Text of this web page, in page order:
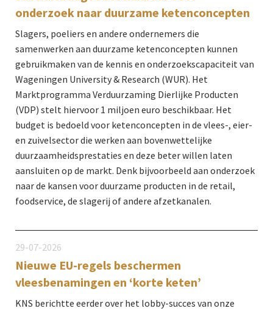
onderzoek naar duurzame ketenconcepten
Slagers, poeliers en andere ondernemers die
samenwerken aan duurzame ketenconcepten kunnen
gebruikmaken van de kennis en onderzoekscapaciteit van
Wageningen University & Research (WUR). Het
Marktprogramma Verduurzaming Dierlijke Producten
(VDP) stelt hiervoor 1 miljoen euro beschikbaar. Het
budget is bedoeld voor ketenconcepten in de vlees-, eier-
en zuivelsector die werken aan bovenwettelijke
duurzaamheidsprestaties en deze beter willen laten
aansluiten op de markt. Denk bijvoorbeeld aan onderzoek
naar de kansen voor duurzame producten in de retail,
foodservice, de slagerij of andere afzetkanalen.
29-07-2026
Nieuwe EU-regels beschermen
vleesbenamingen en ‘korte keten’
KNS berichtte eerder over het lobby-succes van onze